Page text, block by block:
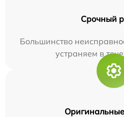
Срочный
Большинство
устраняем в